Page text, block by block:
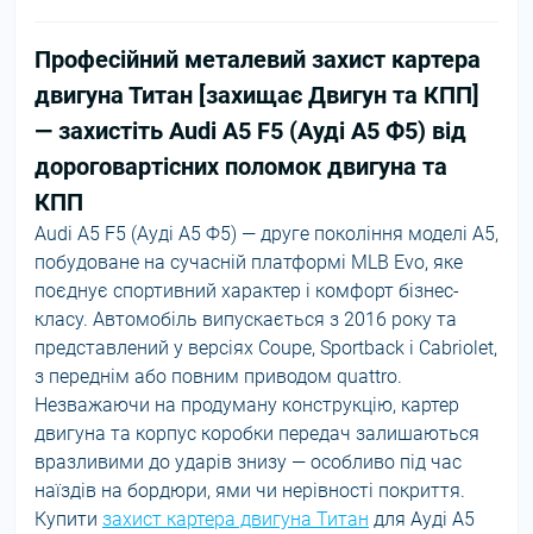
Професійний металевий захист картера
двигуна Титан [захищає Двигун та КПП]
— захистіть Audi A5 F5 (Ауді А5 Ф5) від
дороговартісних поломок двигуна та
КПП
Audi A5 F5 (Ауді А5 Ф5) — друге покоління моделі A5,
побудоване на сучасній платформі MLB Evo, яке
поєднує спортивний характер і комфорт бізнес-
класу. Автомобіль випускається з 2016 року та
представлений у версіях Coupe, Sportback і Cabriolet,
з переднім або повним приводом quattro.
Незважаючи на продуману конструкцію, картер
двигуна та корпус коробки передач залишаються
вразливими до ударів знизу — особливо під час
наїздів на бордюри, ями чи нерівності покриття.
Купити захист картера двигуна Титан для Ауді А5